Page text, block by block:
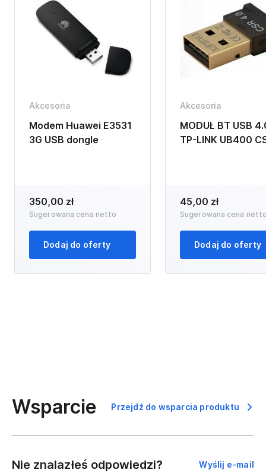
Akcesoria
Modem Huawei E3531
3G USB dongle
350,00 zł
Sugerowana cena netto
Dodaj do oferty
Akcesoria
MODUŁ BT USB
TP-LINK UB400
45,00 zł
Sugerowana cena
Dodaj do oferty
Wsparcie Przejdź do wsparcia produktu
Nie znalazłeś odpowiedzi? Wyślij e-mail